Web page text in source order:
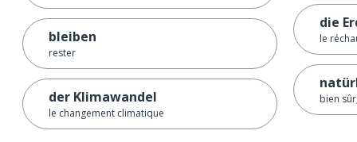
bleiben
rester
der Klimawandel
le changement climatique
die
le
bien